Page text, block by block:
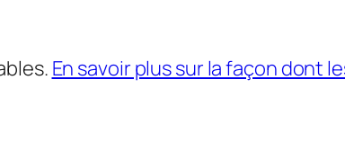
En savoir plus sur la façon dont